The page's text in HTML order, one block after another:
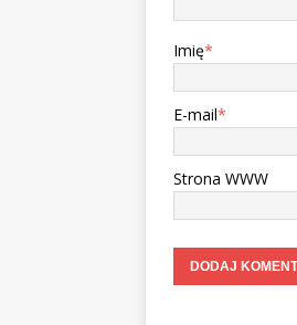
Imię*
E-mail*
Strona WWW